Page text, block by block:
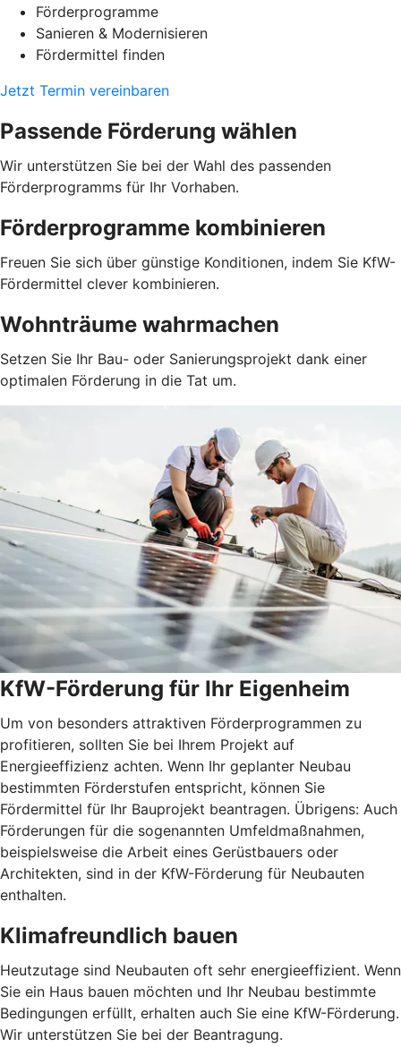
Förderprogramme
Sanieren & Modernisieren
Fördermittel finden
Jetzt Termin vereinbaren
Passende Förderung wählen
Wir unterstützen Sie bei der Wahl des passenden
Förderprogramms für Ihr Vorhaben.
Förderprogramme kombinieren
Freuen Sie sich über günstige Konditionen, indem Sie KfW-
Fördermittel clever kombinieren.
Wohnträume wahrmachen
Setzen Sie Ihr Bau- oder Sanierungsprojekt dank einer
optimalen Förderung in die Tat um.
KfW-Förderung für Ihr Eigenheim
Um von besonders attraktiven Förderprogrammen zu
profitieren, sollten Sie bei Ihrem Projekt auf
Energieeffizienz achten. Wenn Ihr geplanter Neubau
bestimmten Förderstufen entspricht, können Sie
Fördermittel für Ihr Bauprojekt beantragen. Übrigens: Auch
Förderungen für die sogenannten Umfeldmaßnahmen,
beispielsweise die Arbeit eines Gerüstbauers oder
Architekten, sind in der KfW-Förderung für Neubauten
enthalten.
Klimafreundlich bauen
Heutzutage sind Neubauten oft sehr energieeffizient. Wenn
Sie ein Haus bauen möchten und Ihr Neubau bestimmte
Bedingungen erfüllt, erhalten auch Sie eine KfW-Förderung.
Wir unterstützen Sie bei der Beantragung.